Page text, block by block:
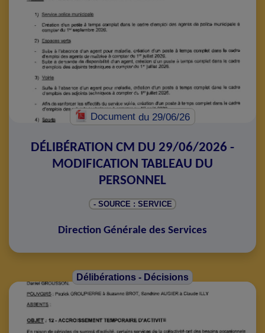
Documentdu 29/06/26
DÉLIBÉRATION CM DU 29/06/2026 -
MODIFICATION TABLEAU DU
PERSONNEL
- SOURCE : SERVICE
Direction Générale des Services
Délibérations - Décisions